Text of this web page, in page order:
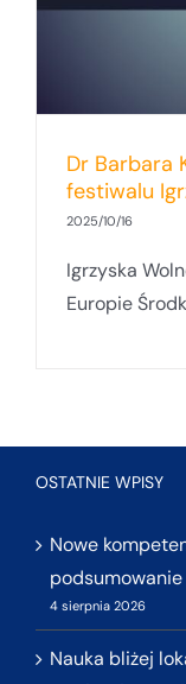
Dr Barbara
festiwalu
2025/10/16
Igrzyska
Europie
OSTATNIE WPISY
Nowe
4 sierpnia 2026
Nauka bliżej